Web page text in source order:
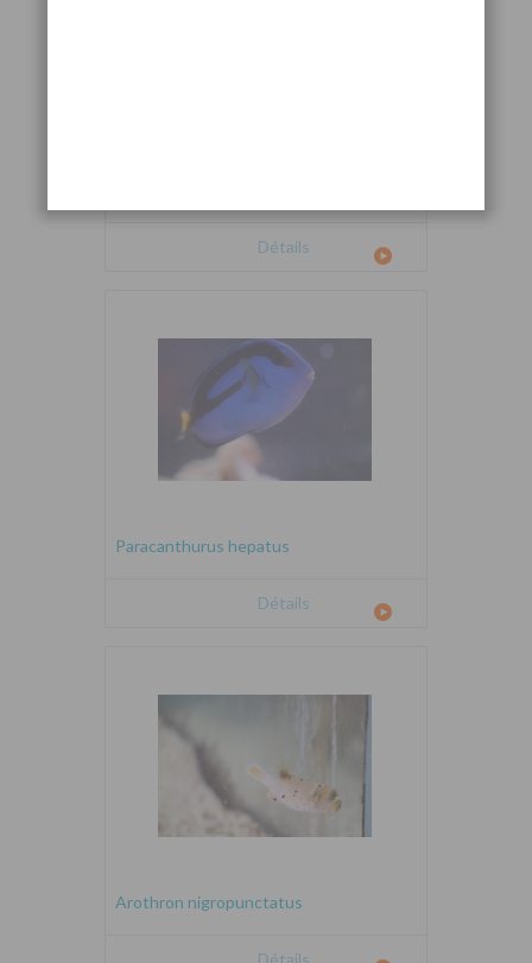
Détails
Paracanthurus hepatus
Détails
Arothron nigropunctatus
Détails